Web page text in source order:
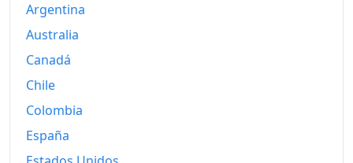
2000
2001
2003
2004
Argentina
Australia
Canadá
Chile
Colombia
España